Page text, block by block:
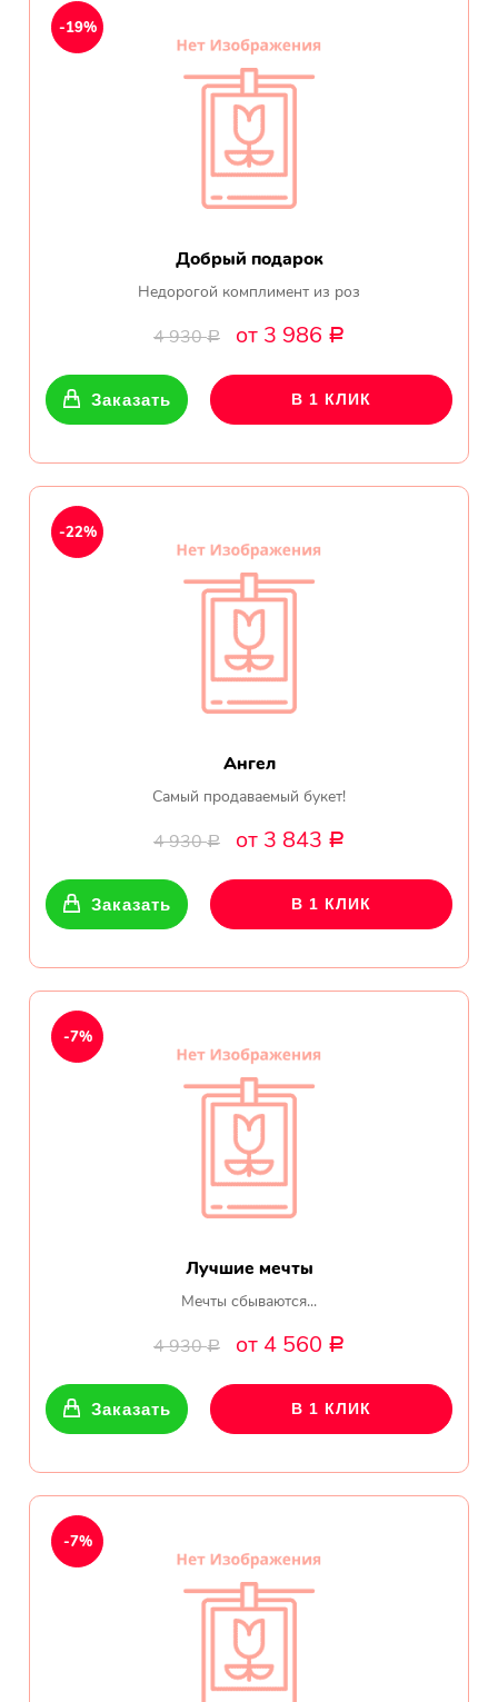
Добрый подарок
Недорогой комплимент из роз
4 930Р от 3 986 Р
-19%
Заказать В 1 КЛИК
Ангел
Самый продаваемый букет!
4 930Р от 3 843 Р
-22%
Заказать В 1 КЛИК
Лучшие мечты
Мечты сбываются...
4 930Р от 4 560 Р
-7%
Заказать В 1 КЛИК
-7%